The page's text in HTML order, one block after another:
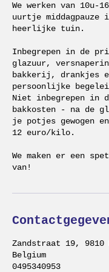
We werken van 10u-
uurtje middagpauze
heerlijke tuin.
Inbegrepen in de
glazuur,
bakkerij, drankjes
persoonlijke
Niet inbegrepen in
bakkosten - na de
je potjes gewogen
12 euro/kilo.
We maken er een
van!
Zandstraat 19, 9810
Belgium
0495340953